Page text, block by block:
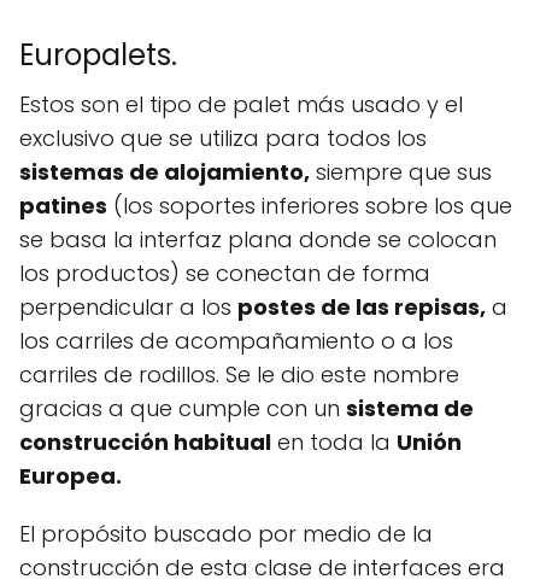
Europalets.
Estos son el tipo de palet más usado y el
exclusivo que se utiliza para todos los
sistemas de alojamiento, siempre que sus
patines (los soportes inferiores sobre los que
se basa la interfaz plana donde se colocan
los productos) se conectan de forma
perpendicular a los postes de las repisas, a
los carriles de acompañamiento o a los
carriles de rodillos. Se le dio este nombre
gracias a que cumple con un sistema de
construcción habitual en toda la Unión
Europea.
El propósito buscado por medio de la
construcción de esta clase de interfaces era